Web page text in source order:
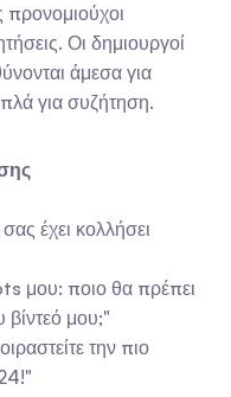
Οι δημιουργοί
άμεσα για
για συζήτηση.
έχει κολλήσει
μου: ποιο θα πρέπει
βίντεό μου;"
την πιο